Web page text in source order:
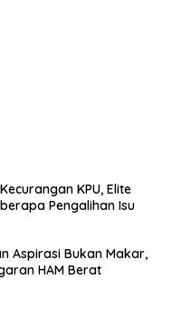
KPU, Elite
Pengalihan Isu
Aspirasi Bukan Makar,
HAM Berat